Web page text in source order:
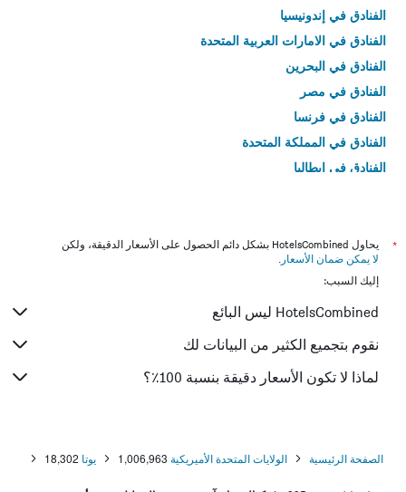
الفنادق في إندونيسيا
الفنادق في الامارات العربية المتحدة
الفنادق في البحرين
الفنادق في مصر
الفنادق في فرنسا
الفنادق في المملكة المتحدة
الفنادق في إيطاليا
*
يحاول HotelsCombined بشكل دائم الحصول على الأسعار الدقيقة، ولكن
لا يمكن ضمان الأسعار .
إليك السبب:
HotelsCombined ليس البائع
نقوم بتجميع الكثير من البيانات لك
لماذا لا تكون الأسعار دقيقة بنسبة 100٪؟
الصفحة الرئيسية الولايات المتحدة الأميريكية 1,006,963 يوتا 18,302